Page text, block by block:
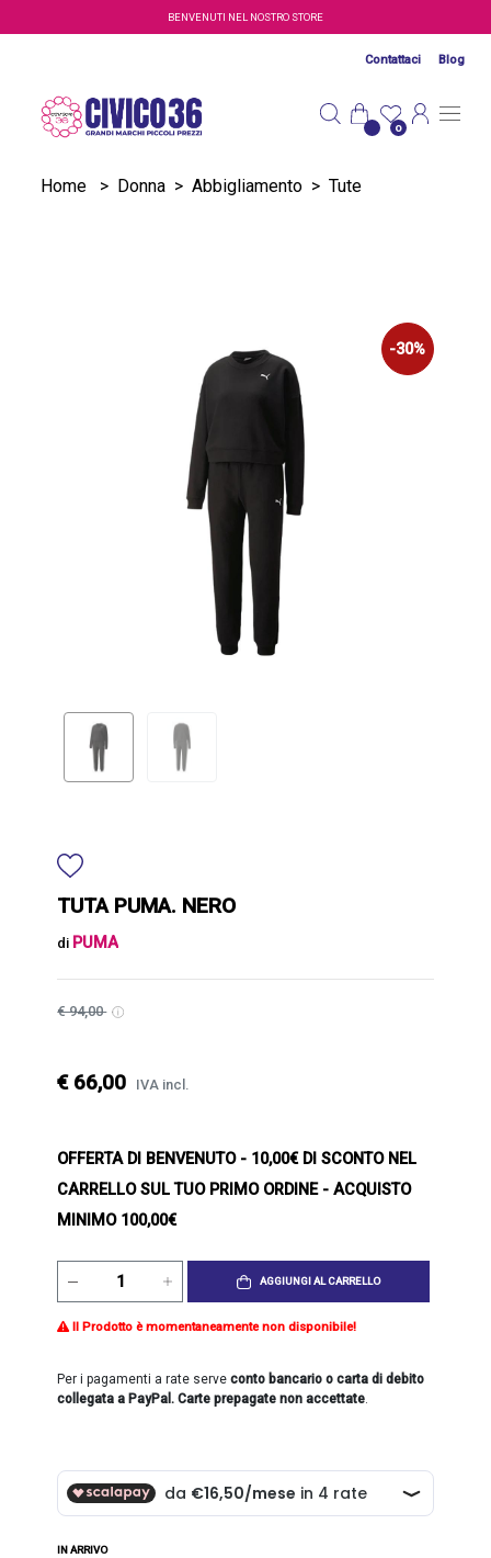
Salta al contenuto principaleBENVENUTI NEL NOSTRO STORE
Contattaci Blog
0
Home > Donna > Abbigliamento > Tute
-30%
TUTA PUMA. NERO
di PUMA
€ 94,00
€ 66,00 IVA incl.
OFFERTA DI BENVENUTO- 10,00€ DI SCONTO NEL
CARRELLO SUL TUO PRIMO ORDINE - ACQUISTO
MINIMO 100,00€
AGGIUNGI AL CARRELLO
Il Prodotto è momentaneamente non disponibile!
Per i pagamenti a rate serveconto bancario o carta di debito
collegata a PayPal. Carte prepagate non accettate.
IN ARRIVO